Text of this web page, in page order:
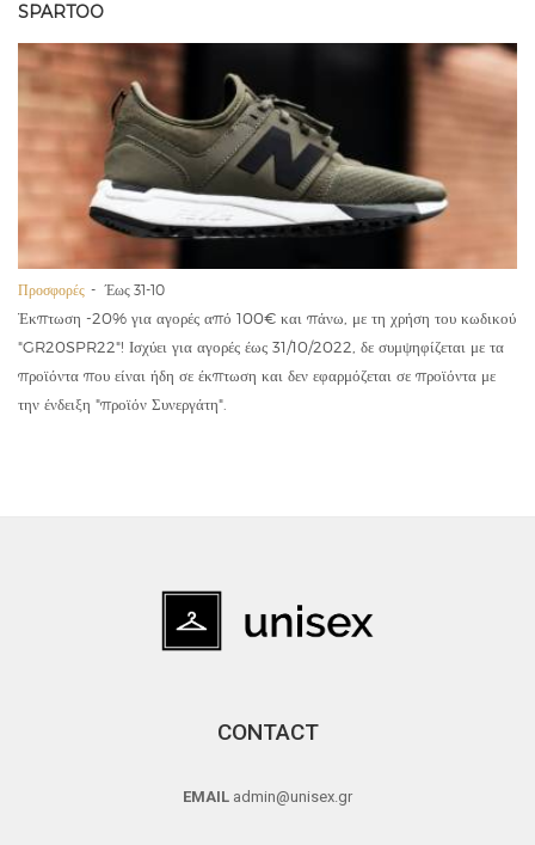
SPARTOO
Προσφορές Έως 31-10
Έκπτωση -20% για αγορές από 100€ και πάνω, με τη χρήση του κωδικού
"GR20SPR22"! Ισχύει για αγορές έως 31/10/2022, δε συμψηφίζεται με τα
προϊόντα που είναι ήδη σε έκπτωση και δεν εφαρμόζεται σε προϊόντα με
την ένδειξη "προϊόν Συνεργάτη".
CONTACT
EMAIL admin@unisex.gr